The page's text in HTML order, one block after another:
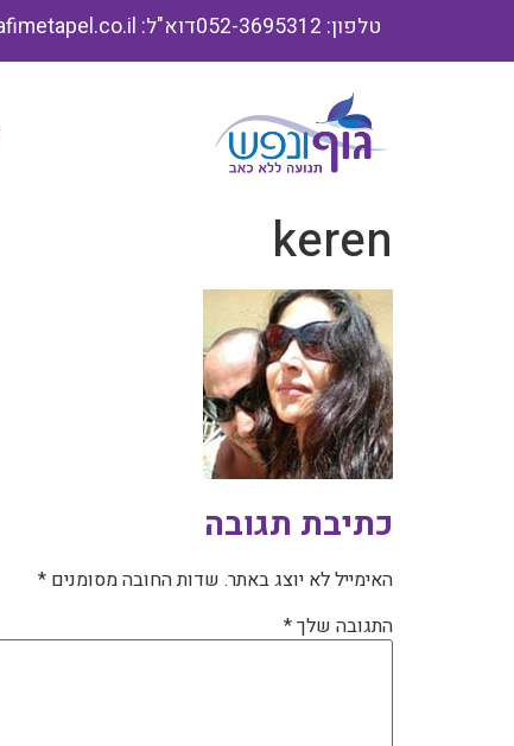
טלפון: 052-3695312 דוא"ל: info@yafimetapel.co.il
keren
כתיבת תגובה
האימייל לא יוצג באתר. שדות החובה מסומנים *
התגובה שלך*